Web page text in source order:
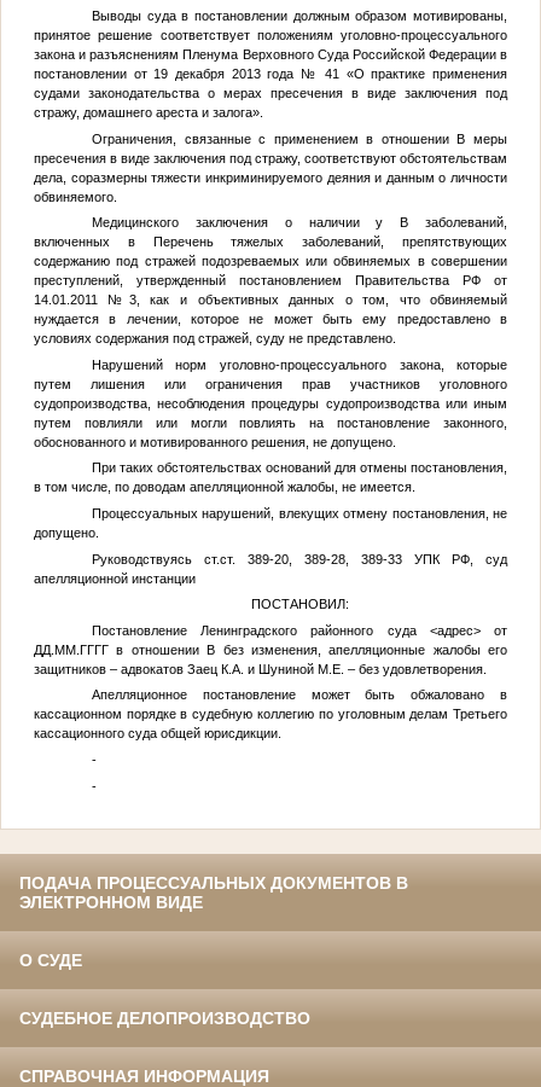
Выводы суда в постановлении должным образом мотивированы,
принятое решение соответствует положениям уголовно-процессуального
закона и разъяснениям Пленума Верховного Суда Российской Федерации в
постановлении от 19 декабря 2013 года № 41 «О практике применения
судами законодательства о мерах пресечения в виде заключения под
стражу, домашнего ареста и залога».
Ограничения, связанные с применением в отношенииВ меры
пресечения в виде заключения под стражу, соответствуют обстоятельствам
дела, соразмерны тяжести инкриминируемого деяния и данным о личности
обвиняемого.
Медицинского заключения о наличии у
В заболеваний,
включенных в Перечень тяжелых заболеваний, препятствующих
содержанию под стражей подозреваемых или обвиняемых в совершении
преступлений, утвержденный постановлением Правительства РФ от
14.01.2011 №3, как и объективных данных о том, что обвиняемый
нуждается в лечении, которое не может быть ему предоставлено в
условиях содержания под стражей, суду не представлено.
Нарушений норм уголовно-процессуального закона, которые
путем лишения или ограничения прав участников уголовного
судопроизводства, несоблюдения процедуры судопроизводства или иным
путем повлияли или могли повлиять на постановление законного,
обоснованного и мотивированного решения, не допущено.
При таких обстоятельствах оснований для отмены постановления,
в том числе, по доводам апелляционной жалобы, не имеется.
Процессуальных нарушений, влекущих отмену постановления, не
допущено.
Руководствуясь ст.ст. 389-20, 389-28, 389-33 УПК РФ, суд
апелляционной инстанции
ПОСТАНОВИЛ:
Постановление Ленинградского районного суда <адрес>от
ДД.ММ.ГГГГв отношенииВ без изменения, апелляционные жалобы его
защитников – адвокатов Заец К.А. и Шуниной М.Е. – без удовлетворения.
Апелляционное постановление может быть обжаловано в
кассационном порядке в судебную коллегию по уголовным делам Третьего
кассационного суда общей юрисдикции.
-
-
ПОДАЧА ПРОЦЕССУАЛЬНЫХ ДОКУМЕНТОВ В
ЭЛЕКТРОННОМ ВИДЕ
О СУДЕ
СУДЕБНОЕ ДЕЛОПРОИЗВОДСТВО
СПРАВОЧНАЯ ИНФОРМАЦИЯ